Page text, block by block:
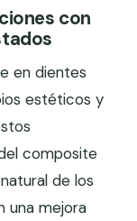
con
en dientes
estéticos y
composite
de los
una mejora